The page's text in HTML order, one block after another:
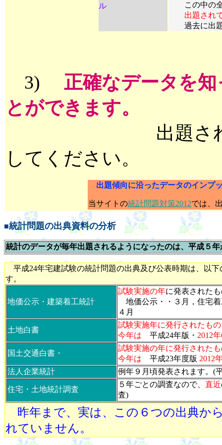
ル
この中の全
出題され
過去に出題
3) 正確なデータを
とができます。
出題されて
してください。
出題傾向に沿ったデータのインプ
当サイトの統計問題対策2012では、
■統計問題の出典資料の分析
統計のデータが毎年出題されるようになったのは、平成５
平成24年宅建試験の統計問題の出典及び公表時期は、以下
す。
地価公示・建築着工統計
試験実施の年に発表された
地価公示・・３月，住宅
４月
土地白書
試験実施年に発行されたもの
今年は 平成24年版・ 2012
国土交通白書・
試験実施の年に発行された
今年は 平成23年度版 2012
法人企業統計
例年９月頃発表されます。(
住宅・土地統計調査
５年ごとの調査なので、 直近
査)
昨年まで、実は、この６つの出典か
れていません。